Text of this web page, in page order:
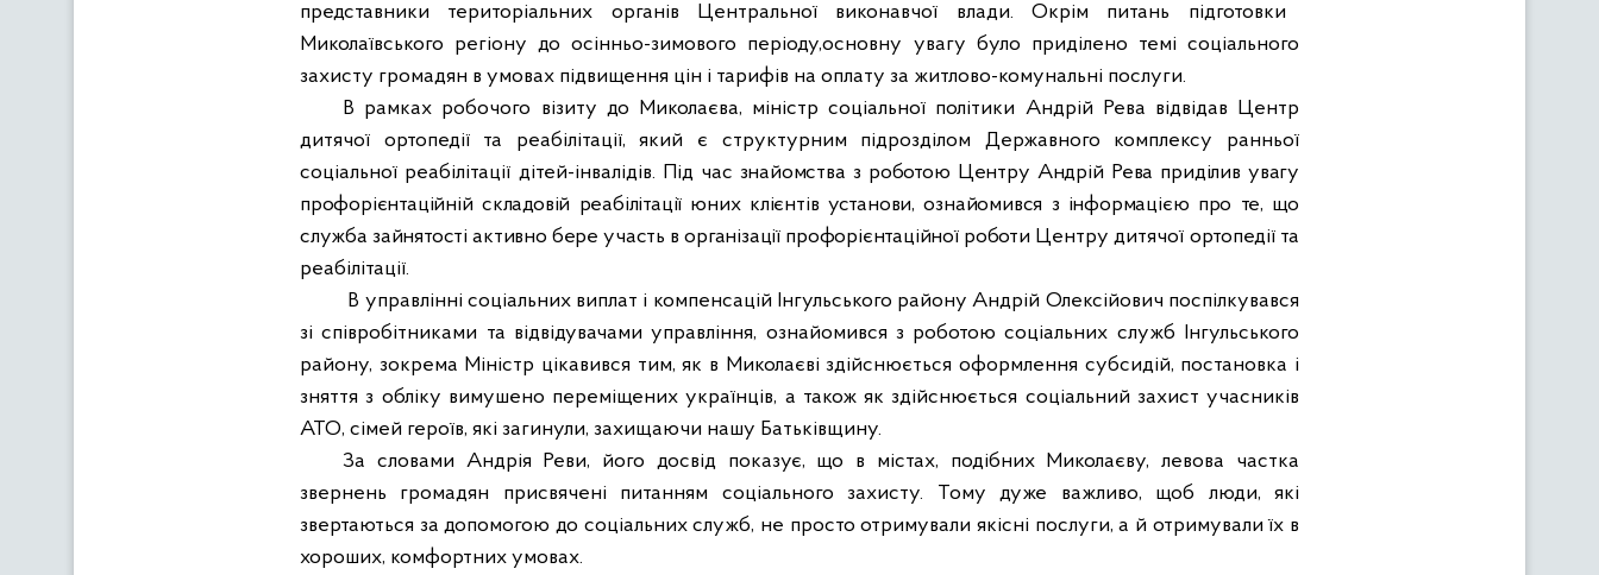
представники територіальних органів Центральної виконавчої влади.
Окрім питань підготовки
Миколаївського регіону до осінньо-зимового періоду,основну увагу було приділено темі соціального
захисту громадян в умовах підвищення цін і тарифів на оплату за житлово-комунальні послуги.
В рамках робочого візиту до Миколаєва, міністр соціальної політики Андрій Рева відвідав Центр
дитячої ортопедії та реабілітації, який є структурним підрозділом Державного комплексу ранньої
соціальної реабілітації дітей-інвалідів. Під час знайомства з роботою Центру Андрій Рева приділив увагу
профорієнтаційній складовій реабілітації юних клієнтів установи, ознайомився з інформацією про те, що
служба зайнятості активно бере участь в організації профорієнтаційної роботи Центру дитячої ортопедії та
реабілітації.
В управлінні соціальних виплат і компенсацій Інгульського району Андрій Олексійович поспілкувався
зі співробітниками та відвідувачами управління, ознайомився з роботою соціальних служб Інгульського
району, зокрема Міністр цікавився тим, як в Миколаєві здійснюється оформлення субсидій, постановка і
зняття з обліку вимушено переміщених українців, а також як здійснюється соціальний захист учасників
АТО, сімей героїв, які загинули, захищаючи нашу Батьківщину.
За словами Андрія Реви, його досвід показує, що в містах, подібних Миколаєву, левова частка
звернень громадян присвячені питанням соціального захисту. Тому дуже важливо, щоб люди, які
звертаються за допомогою до соціальних служб, не просто отримували якісні послуги, а й отримували їх в
хороших, комфортних умовах.